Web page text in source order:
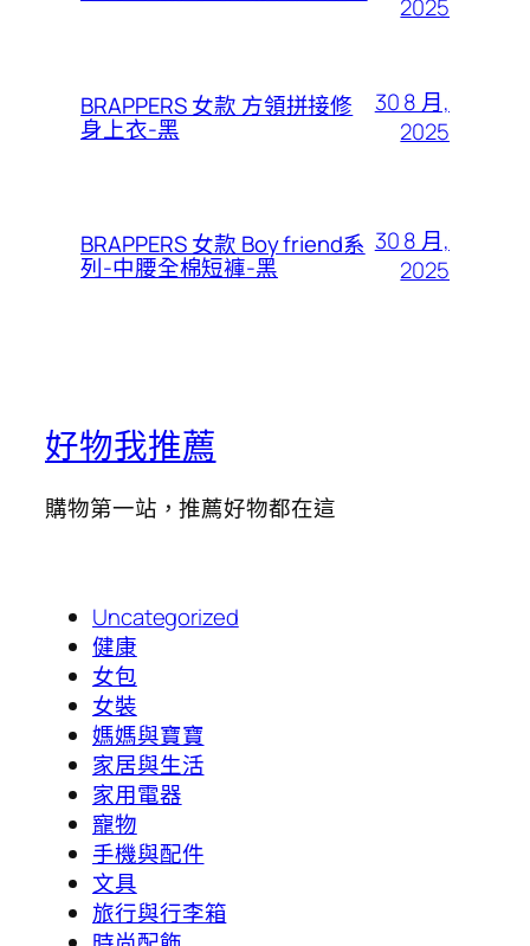
2025
BRAPPERS 女款 方領拼接修
身上衣-黑
30 8 月,
2025
BRAPPERS 女款 Boy friend系
列-中腰全棉短褲-黑
30 8 月,
2025
好物我推薦
購物第一站，推薦好物都在這
Uncategorized
健康
女包
女裝
媽媽與寶寶
家居與生活
家用電器
寵物
手機與配件
文具
旅行與行李箱